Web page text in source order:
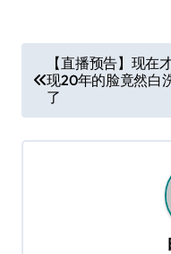
章
导
航
【直播预告】现在
现20年的脸竟然白
了